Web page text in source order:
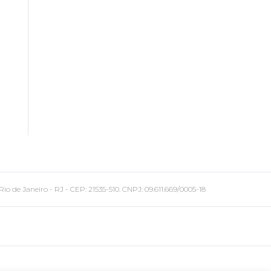
Janeiro - RJ - CEP: 21535-510. CNPJ: 09.611.669/0005-18